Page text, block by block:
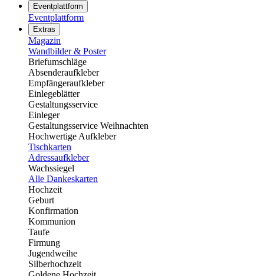
Eventplattform
Eventplattform
Extras
Magazin
Wandbilder & Poster
Briefumschläge
Absenderaufkleber
Empfängeraufkleber
Einlegeblätter
Gestaltungsservice
Einleger
Gestaltungsservice Weihnachten
Hochwertige Aufkleber
Tischkarten
Adressaufkleber
Wachssiegel
Alle Dankeskarten
Hochzeit
Geburt
Konfirmation
Kommunion
Taufe
Firmung
Jugendweihe
Silberhochzeit